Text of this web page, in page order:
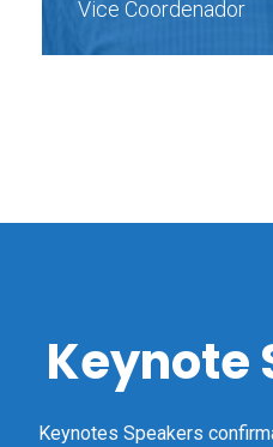
Vice Coordenador
Keynote
Keynotes Speakers